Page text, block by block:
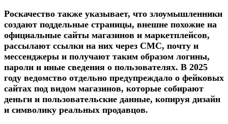
Роскачество также указывает, что злоумышленники
создают поддельные страницы, внешне похожие на
официальные сайты магазинов и маркетплейсов,
рассылают ссылки на них через СМС, почту и
мессенджеры и получают таким образом логины,
пароли и иные сведения о пользователях. В 2025
году ведомство отдельно предупреждало о фейковых
сайтах под видом магазинов, которые собирают
деньги и пользовательские данные, копируя дизайн
и символику реальных продавцов.